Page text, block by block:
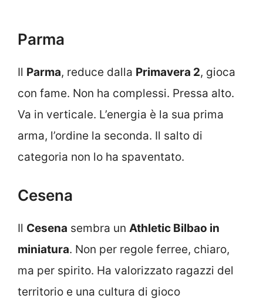
Parma
Il Parma, reduce dalla Primavera 2, gioca
con fame. Non ha complessi. Pressa alto.
Va in verticale. L’energia è la sua prima
arma, l’ordine la seconda. Il salto di
categoria non lo ha spaventato.
Cesena
Il Cesena sembra un Athletic Bilbao in
miniatura. Non per regole ferree, chiaro,
ma per spirito. Ha valorizzato ragazzi del
territorio e una cultura di gioco